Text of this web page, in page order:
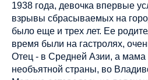
1938 года, девочка впервые
взрывы сбрасываемых на
было еще и трех лет. Ее
время были на гастролях,
Отец - в Средней Азии, а мама
необъятной страны, во